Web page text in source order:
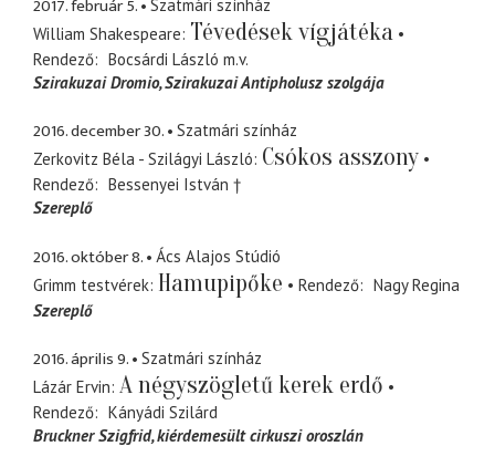
2017. február 5.
Szatmári színház
William Shakespeare Tévedések vígjátéka
Rendező Bocsárdi László m.v.
Szirakuzai Dromio Szirakuzai Antipholusz szolgája
2016. december 30.
Szatmári színház
Zerkovitz Béla - Szilágyi László Csókos asszony
Rendező
Bessenyei István †
Szereplő
2016. október 8.
Ács Alajos Stúdió
Grimm testvérek Hamupipőke Rendező
Nagy Regina
Szereplő
2016. április 9.
Szatmári színház
Lázár Ervin A négyszögletű kerek erdő
Rendező
Kányádi Szilárd
Bruckner Szigfrid kiérdemesült cirkuszi oroszlán